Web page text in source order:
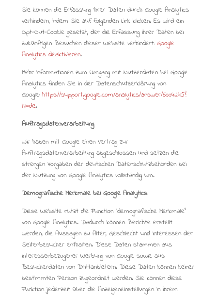
Sie können die Erfassung Ihrer Daten durch Google Analytics
verhindern, indem Sie auf folgenden Link klicken. Es wird ein
Opt-Out-Cookie gesetzt, der die Erfassung Ihrer Daten bei
zukünftigen Besuchen dieser Website verhindert: Google
Analytics deaktivieren.
Mehr Informationen zum Umgang mit Nutzerdaten bei Google
Analytics finden Sie in der Datenschutzerklärung von
Google: https://support.google.com/analytics/answer/6004245?
hl=de.
Auftragsdatenverarbeitung
Wir haben mit Google einen Vertrag zur
Auftragsdatenverarbeitung abgeschlossen und setzen die
strengen Vorgaben der deutschen Datenschutzbehörden bei
der Nutzung von Google Analytics vollständig um.
Demografische Merkmale bei Google Analytics
Diese Website nutzt die Funktion “demografische Merkmale”
von Google Analytics. Dadurch können Berichte erstellt
werden, die Aussagen zu Alter, Geschlecht und Interessen der
Seitenbesucher enthalten. Diese Daten stammen aus
interessenbezogener Werbung von Google sowie aus
Besucherdaten von Drittanbietern. Diese Daten können keiner
bestimmten Person zugeordnet werden. Sie können diese
Funktion jederzeit über die Anzeigeneinstellungen in Ihrem